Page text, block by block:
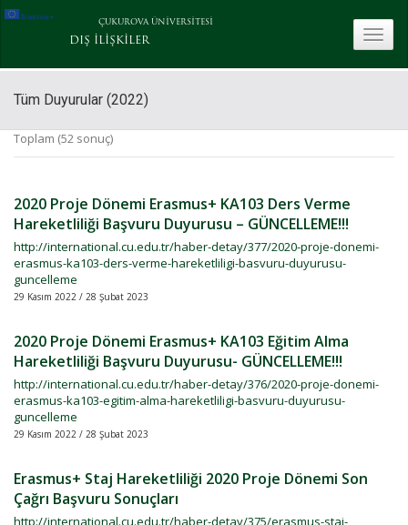
ÇUKUROVA ÜNİVERSİTESİ
DIŞ İLİŞKİLER
Tüm Duyurular (2022)
Toplam (52 sonuç)
2020 Proje Dönemi Erasmus+ KA103 Ders Verme
Hareketliliği Başvuru Duyurusu – GÜNCELLEME!!!
http://international.cu.edu.tr/haber-detay/377/2020-proje-donemi-
erasmus-ka103-ders-verme-hareketliligi-basvuru-duyurusu-
guncelleme
29 Kasım 2022 / 28 Şubat 2023
2020 Proje Dönemi Erasmus+ KA103 Eğitim Alma
Hareketliliği Başvuru Duyurusu- GÜNCELLEME!!!
http://international.cu.edu.tr/haber-detay/376/2020-proje-donemi-
erasmus-ka103-egitim-alma-hareketliligi-basvuru-duyurusu-
guncelleme
29 Kasım 2022 / 28 Şubat 2023
Erasmus+ Staj Hareketliliği 2020 Proje Dönemi Son
Çağrı Başvuru Sonuçları
http://international.cu.edu.tr/haber-detay/375/erasmus-staj-